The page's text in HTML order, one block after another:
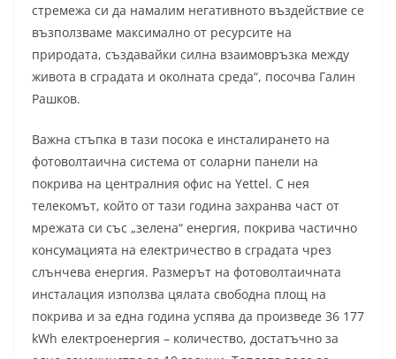
стремежа си да намалим негативното въздействие се
възползваме максимално от ресурсите на
природата, създавайки силна взаимовръзка между
живота в сградата и околната среда“, посочва Галин
Рашков.
Важна стъпка в тази посока е инсталирането на
фотоволтаична система от соларни панели на
покрива на централния офис на Yettel. С нея
телекомът, който от тази година захранва част от
мрежата си със „зелена“ енергия, покрива частично
консумацията на електричество в сградата чрез
слънчева енергия. Размерът на фотоволтаичната
инсталация използва цялата свободна площ на
покрива и за една година успява да произведе 36 177
kWh електроенергия – количество, достатъчно за